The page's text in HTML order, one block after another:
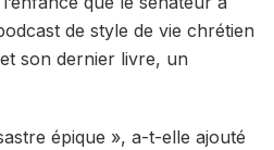
de style de vie chrétien
son dernier livre, un
épique », a-t-elle ajouté